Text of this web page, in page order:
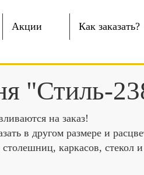
Акции Как заказать?
"Стиль-
на заказ!
в другом размере и
каркасов, стекол